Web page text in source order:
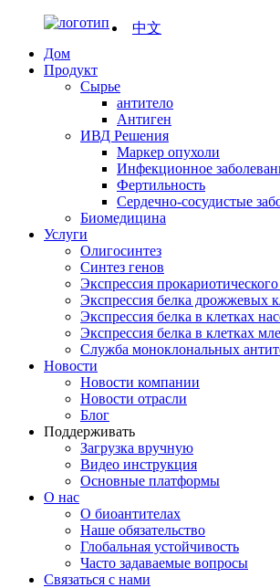
Дом
Продукт
Сырье
антитело
Антиген
ИВД Решения
Маркер опухоли
Инфекционное
Фертильность
Сердечно-сосудистые
Биомедицина
Услуги
Олигосинтез
Синтез генов
Экспрессия прокариотического
Экспрессия белка дрожжевых
Экспрессия белка в клетках
Экспрессия белка в клетках
Служба моноклональных
Новости
Новости компании
Новости отрасли
Блог
Поддерживать
Загрузка вручную
Видео инструкция
Основные платформы
О нас
О биоантителах
Наше обязательство
Глобальная устойчивость
Часто задаваемые вопросы
Связаться с нами
中文